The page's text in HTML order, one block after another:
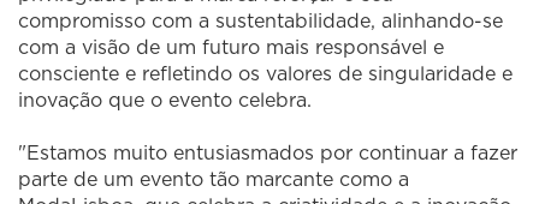
compromisso com a sustentabilidade, alinhando-se
com a visão de um futuro mais responsável e
consciente e refletindo os valores de singularidade e
inovação que o evento celebra.
"Estamos muito entusiasmados por continuar a fazer
parte de um evento tão marcante como a